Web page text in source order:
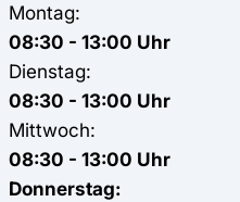
Montag:
08:30 - 13:00 Uhr
Dienstag:
08:30 - 13:00 Uhr
Mittwoch:
08:30 - 13:00 Uhr
Donnerstag: